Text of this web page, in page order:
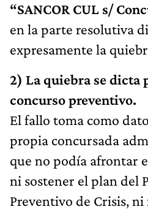
“SANCOR CUL s/
en la parte resolutiva
expresamente la
2) La quiebra se dicta
concurso preventivo.
El fallo toma como
propia concursada
que no podía afrontar
ni sostener el plan del
Preventivo de Crisis,